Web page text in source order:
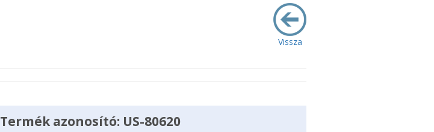
Vissza
Termék azonosító: US-80620